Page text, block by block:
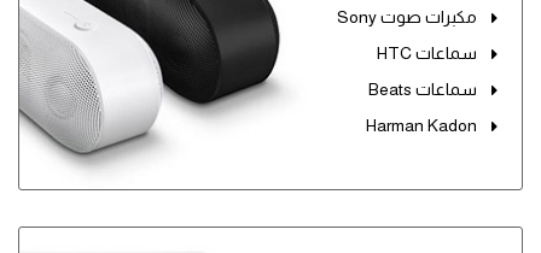
مكبرات صوت Sony
سماعات HTC
سماعات Beats
Harman Kadon